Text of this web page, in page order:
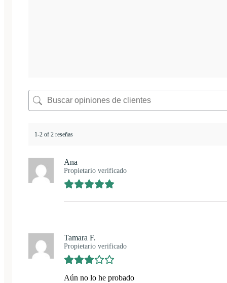
1-2 of 2 reseñas
Ana
Propietario verificado
Tamara F.
Propietario verificado
Aún no lo he probado